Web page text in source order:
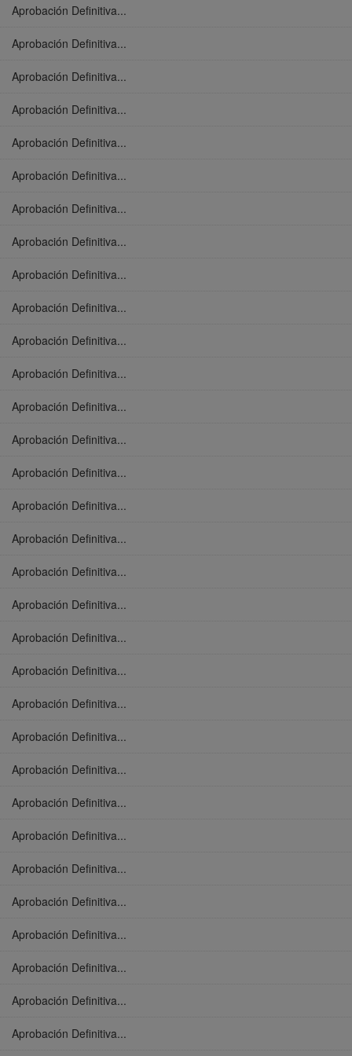
Aprobación Definitiva...
Aprobación Definitiva...
Aprobación Definitiva...
Aprobación Definitiva...
Aprobación Definitiva...
Aprobación Definitiva...
Aprobación Definitiva...
Aprobación Definitiva...
Aprobación Definitiva...
Aprobación Definitiva...
Aprobación Definitiva...
Aprobación Definitiva...
Aprobación Definitiva...
Aprobación Definitiva...
Aprobación Definitiva...
Aprobación Definitiva...
Aprobación Definitiva...
Aprobación Definitiva...
Aprobación Definitiva...
Aprobación Definitiva...
Aprobación Definitiva...
Aprobación Definitiva...
Aprobación Definitiva...
Aprobación Definitiva...
Aprobación Definitiva...
Aprobación Definitiva...
Aprobación Definitiva...
Aprobación Definitiva...
Aprobación Definitiva...
Aprobación Definitiva...
Aprobación Definitiva...
Aprobación Definitiva...